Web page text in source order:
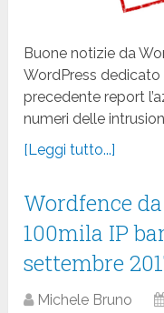
Buone notizie da
WordPress
precedente report
numeri delle
[Leggi tutto...]
Wordfence
100mila IP
settembre
Michele Bruno